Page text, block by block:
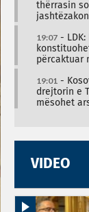
thërrasin
19:07 -
përcaktuar
19:01 -
drejtorin e
mësohet
VIDEO